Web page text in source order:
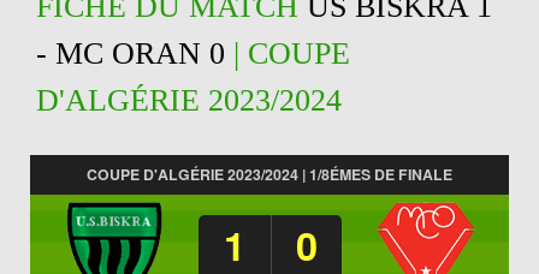
- MC ORAN 0 | COUPE
D'ALGÉRIE 2023/2024
COUPE D'ALGÉRIE 2023/2024 | 1/8ÉMES DE FINALE
1 0